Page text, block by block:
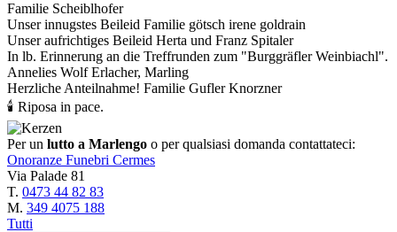
Familie Scheiblhofer
Unser innugstes Beileid Familie götsch irene goldrain
Unser aufrichtiges Beileid Herta und Franz Spitaler
In lb. Erinnerung an die Treffrunden zum "Burggräfler Weinbiachl".
Annelies Wolf Erlacher, Marling
Herzliche Anteilnahme! Familie Gufler Knorzner
🕯 Riposa in pace.
Per un lutto a Marlengo o per qualsiasi domanda contattateci:
Onoranze Funebri Cermes
Via Palade 81
T. 0473 44 82 83
M. 349 4075 188
Tutti